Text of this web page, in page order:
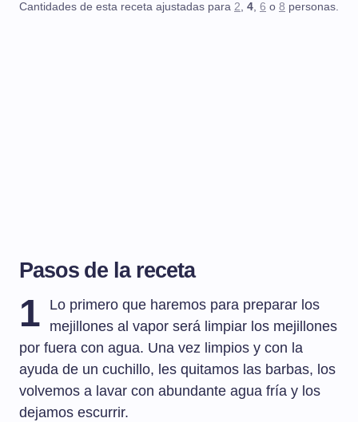
Cantidades de esta receta ajustadas para 2, 4, 6 o 8 personas.
Pasos de la receta
1
Lo primero que haremos para preparar los
mejillones al vapor será limpiar los mejillones
por fuera con agua. Una vez limpios y con la
ayuda de un cuchillo, les quitamos las barbas, los
volvemos a lavar con abundante agua fría y los
dejamos escurrir.